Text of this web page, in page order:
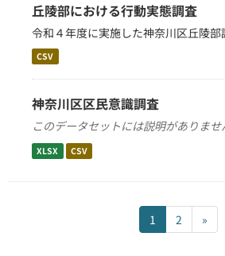
丘陵部における行動実態調査
令和４年度に実施した神奈川区丘陵部
CSV
神奈川区区民意識調査
このデータセットには説明がありませ
XLSX CSV
1 2 »